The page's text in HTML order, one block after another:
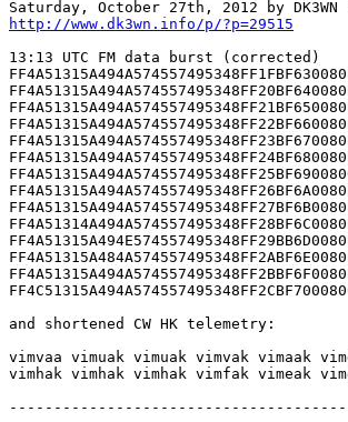
http://www.dk3wn.info/p/?p=29515
13:13 UTC FM data burst (corrected)
and shortened CW HK telemetry:
vimvaa vimuak vimuak vimvak vimaak
vimhak vimhak vimhak vimfak vimeak